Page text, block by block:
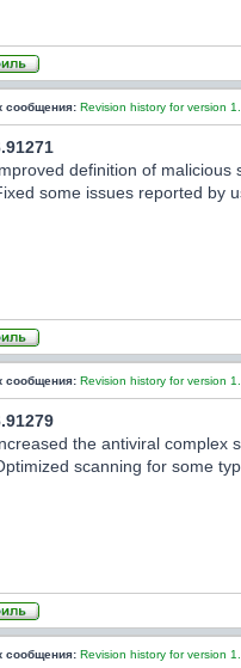
сообщения: Revision history for version
Improved definition of malicious
some issues reported by
сообщения: Revision history for version
Increased the antiviral complex
scanning for some
сообщения: Revision history for version